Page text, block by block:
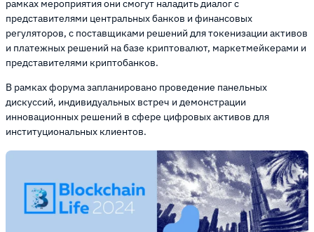
рамках мероприятия они смогут наладить диалог с
представителями центральных банков и финансовых
регуляторов, с поставщиками решений для токенизации активов
и платежных решений на базе криптовалют, маркетмейкерами и
представителями криптобанков.
В рамках форума запланировано проведение панельных
дискуссий, индивидуальных встреч и демонстрации
инновационных решений в сфере цифровых активов для
институциональных клиентов.